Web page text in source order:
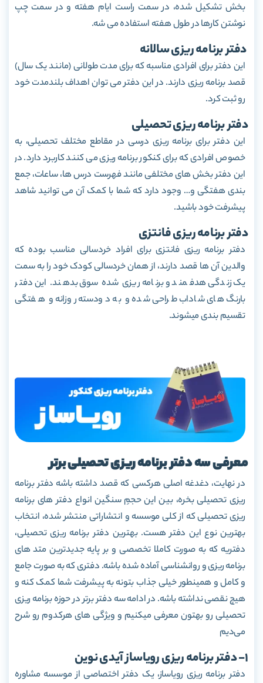
بخش تشکیل شده، در سمت راست ایام هفته و در سمت چپ
نوشتن کارها در طول هفته استفاده می شه.
دفتر برنامه ریزی سالانه
این دفتر برای افرادی مناسبه که برای مدت طولانی (مانند یک سال)
قصد برنامه ریزی دارند. در این دفتر می توان اهداف بلندمدت خود
رو ثبت کرد.
دفتر برنامه ریزی تحصیلی
این دفتر برای برنامه ریزی درسی در مقاطع مختلف تحصیلی، به
خصوص افرادی که برای کنکور برنامه ریزی می کنند کاربرد دارد. در
این دفتر بخش های مختلفی مانند فهرست درس ها، ساعات، جمع
بندی هفتگی و… وجود دارد که شما با کمک آن می توانید شاهد
پیشرفت خود باشید.
دفتر برنامه ریزی فانتزی
دفتر برنامه ریزی فانتزی برای افراد خردسالی مناسب بوده که
والدین آن ها قصد دارند، از همان خردسالی کودک خود را به سمت
یک زندگی هدفمند و برنامه ریزی شده سوق بدهند. این دفتر
بارنگ های شاداب طراحی شده و به دودسته روزانه و هفتگی
تقسیم بندی می‎شوند.
معرفی سه دفتر برنامه ریزی تحصیلی برتر
در نهایت، دغدغه اصلی هرکسی که قصد داشته باشه دفتر برنامه
ریزی تحصیلی بخره، بین این حجمِ سنگین انواع دفتر های برنامه
ریزی تحصیلی که از کلی موسسه و انتشاراتی منتشر شده، انتخاب
بهترین نوع این دفتر هست. بهترین دفتر برنامه ریزی تحصیلی،
دفتریه که به صورت کاملا تخصصی و بر پایه جدیدترین متد های
برنامه ریزی و روانشناسی آماده شده باشه. دفتری که به صورت جامع
و کامل و همینطور خیلی جذاب بتونه به پیشرفت شما کمک کنه و
هیچ نقصی نداشته باشه. در ادامه سه دفتر برتر در حوزه برنامه ریزی
تحصیلی رو بهتون معرفی میکنیم و ویژگی های هرکدوم رو شرح
می‌دیم
1- دفتر برنامه ریزی رویاساز آیدی نوین
دفتر برنامه ریزی رویاساز، یک دفتر اختصاصی از موسسه مشاوره